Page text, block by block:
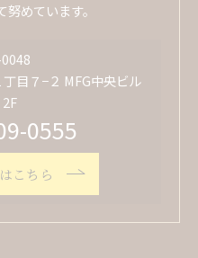
めています。
目７−２ MFG中央ビル
0555
こちら